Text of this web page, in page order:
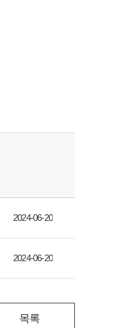
2024-06-20
2024-06-20
목록